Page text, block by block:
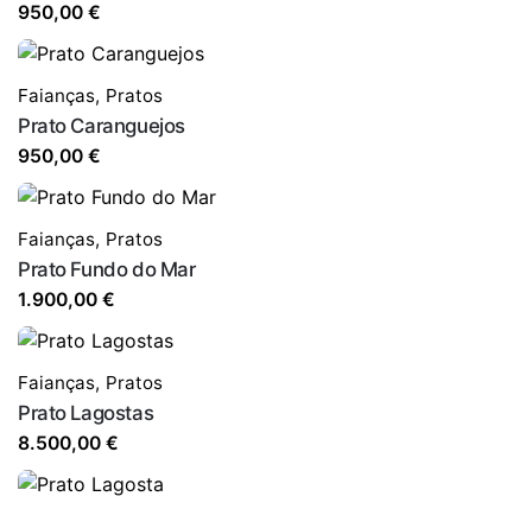
950,00 €
Faianças, Pratos
Prato Caranguejos
950,00 €
Faianças, Pratos
Prato Fundo do Mar
1.900,00 €
Faianças, Pratos
Prato Lagostas
8.500,00 €